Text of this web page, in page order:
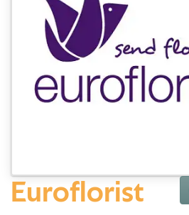
Euroflorist